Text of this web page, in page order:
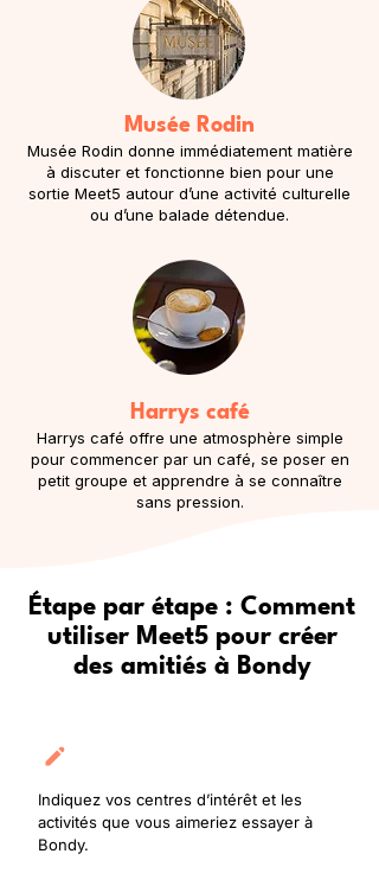
Musée Rodin
Musée Rodin donne immédiatement matière
à discuter et fonctionne bien pour une
sortie Meet5 autour d’une activité culturelle
ou d’une balade détendue.
Harrys café
Harrys café offre une atmosphère simple
pour commencer par un café, se poser en
petit groupe et apprendre à se connaître
sans pression.
Étape par étape : Comment
utiliser Meet5 pour créer
des amitiés à Bondy
Indiquez vos centres d’intérêt et les
activités que vous aimeriez essayer à
Bondy.